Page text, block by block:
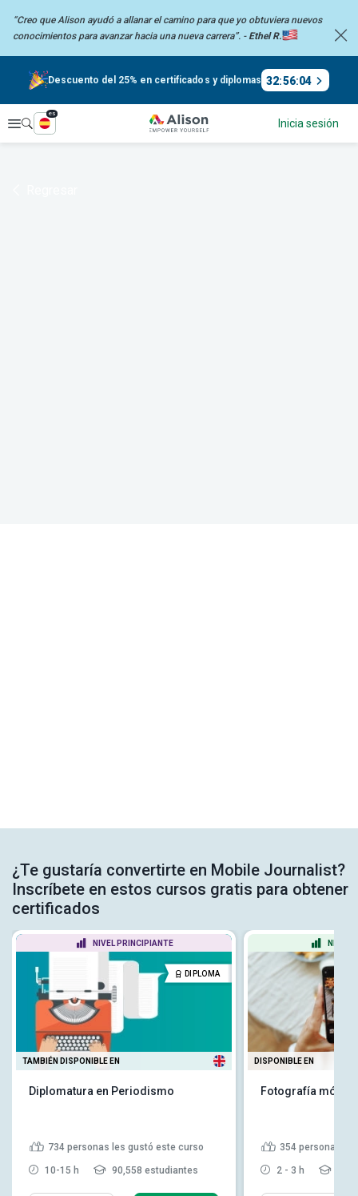
“Creo que Alison ayudó a allanar el camino para que yo obtuviera nuevos
conocimientospara avanzar hacia una nueva carrera”. - Ethel R.
Descuento del 25% en certificados y diplomas 32:56:04
Explorar
es
Inicia sesión
¿Te gustaría convertirte en Mobile Journalist?
Inscríbete en estos cursos gratis para obtener
certificados
NIVEL PRINCIPIANTE
DIPLOMA
TAMBIÉN DISPONIBLE EN
Diplomatura en Periodismo
734 personas les gustó este curso
10-15 h 90,558 estudiantes
NIVEL
DISPONIBLE EN
Fotografía móvil
354 personas
2 - 3 h